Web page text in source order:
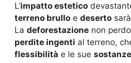
L’impatto estetico
terreno brullo e deserto
La deforestazione non
perdite ingenti al terreno,
flessibilità e le sue